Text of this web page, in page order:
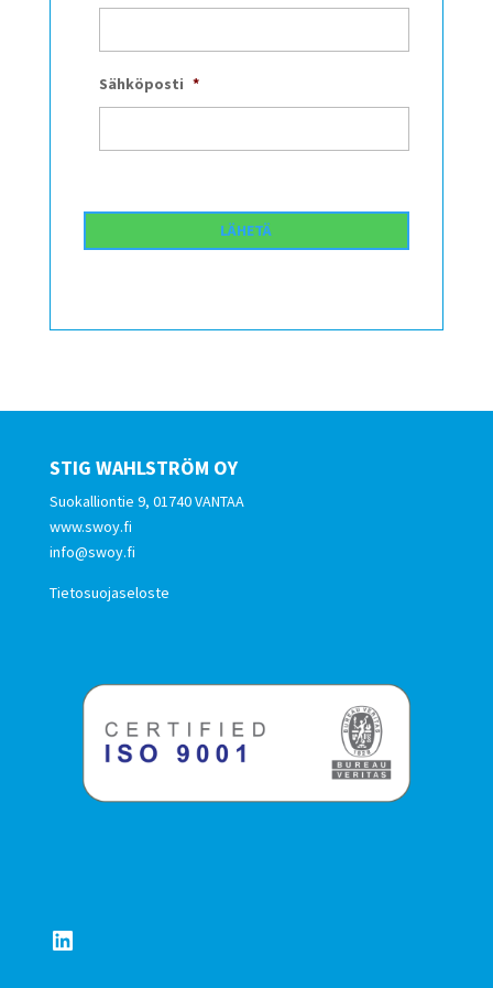
Sähköposti *
STIG WAHLSTRÖM OY
Suokalliontie 9, 01740 VANTAA
www.swoy.fi
info@swoy.fi
Tietosuojaseloste
LinkedIn